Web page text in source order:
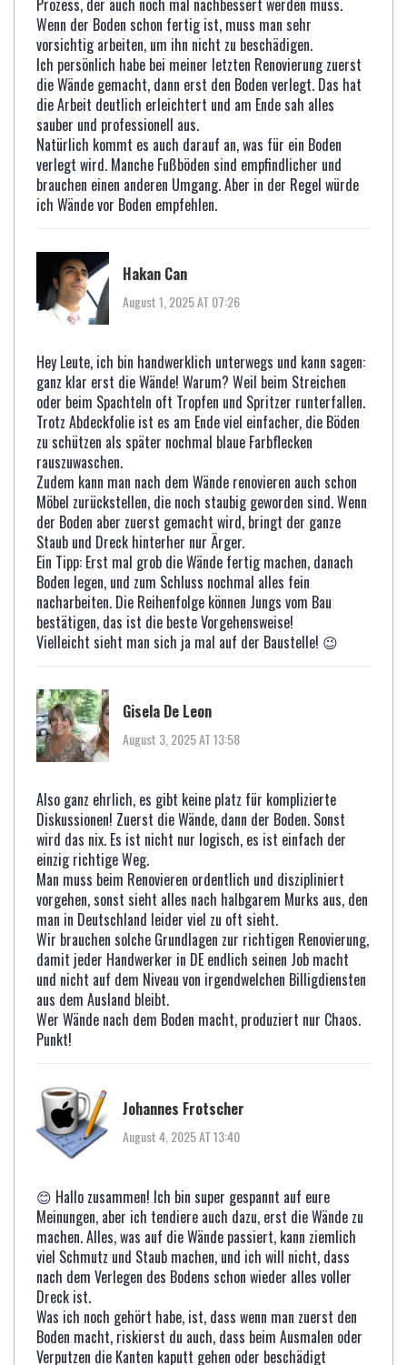
Prozess, der auch noch mal nachbessert werden muss.
Wenn der Boden schon fertig ist, muss man sehr
vorsichtig arbeiten, um ihn nicht zu beschädigen.
Ich persönlich habe bei meiner letzten Renovierung zuerst
die Wände gemacht, dann erst den Boden verlegt. Das hat
die Arbeit deutlich erleichtert und am Ende sah alles
sauber und professionell aus.
Natürlich kommt es auch darauf an, was für ein Boden
verlegt wird. Manche Fußböden sind empfindlicher und
brauchen einen anderen Umgang. Aber in der Regel würde
ich Wände vor Boden empfehlen.
Hakan Can
August 1, 2025 AT 07:26
Hey Leute, ich bin handwerklich unterwegs und kann sagen:
ganz klar erst die Wände! Warum? Weil beim Streichen
oder beim Spachteln oft Tropfen und Spritzer runterfallen.
Trotz Abdeckfolie ist es am Ende viel einfacher, die Böden
zu schützen als später nochmal blaue Farbflecken
rauszuwaschen.
Zudem kann man nach dem Wände renovieren auch schon
Möbel zurückstellen, die noch staubig geworden sind. Wenn
der Boden aber zuerst gemacht wird, bringt der ganze
Staub und Dreck hinterher nur Ärger.
Ein Tipp: Erst mal grob die Wände fertig machen, danach
Boden legen, und zum Schluss nochmal alles fein
nacharbeiten. Die Reihenfolge können Jungs vom Bau
bestätigen, das ist die beste Vorgehensweise!
Vielleicht sieht man sich ja mal auf der Baustelle! 😉
Gisela De Leon
August 3, 2025 AT 13:58
Also ganz ehrlich, es gibt keine platz für komplizierte
Diskussionen! Zuerst die Wände, dann der Boden. Sonst
wird das nix. Es ist nicht nur logisch, es ist einfach der
einzig richtige Weg.
Man muss beim Renovieren ordentlich und diszipliniert
vorgehen, sonst sieht alles nach halbgarem Murks aus, den
man in Deutschland leider viel zu oft sieht.
Wir brauchen solche Grundlagen zur richtigen Renovierung,
damit jeder Handwerker in DE endlich seinen Job macht
und nicht auf dem Niveau von irgendwelchen Billigdiensten
aus dem Ausland bleibt.
Wer Wände nach dem Boden macht, produziert nur Chaos.
Punkt!
Johannes Frotscher
August 4, 2025 AT 13:40
😊 Hallo zusammen! Ich bin super gespannt auf eure
Meinungen, aber ich tendiere auch dazu, erst die Wände zu
machen. Alles, was auf die Wände passiert, kann ziemlich
viel Schmutz und Staub machen, und ich will nicht, dass
nach dem Verlegen des Bodens schon wieder alles voller
Dreck ist.
Was ich noch gehört habe, ist, dass wenn man zuerst den
Boden macht, riskierst du auch, dass beim Ausmalen oder
Verputzen die Kanten kaputt gehen oder beschädigt